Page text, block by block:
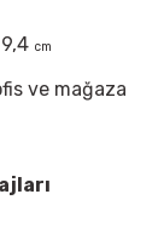
cm
ve mağaza